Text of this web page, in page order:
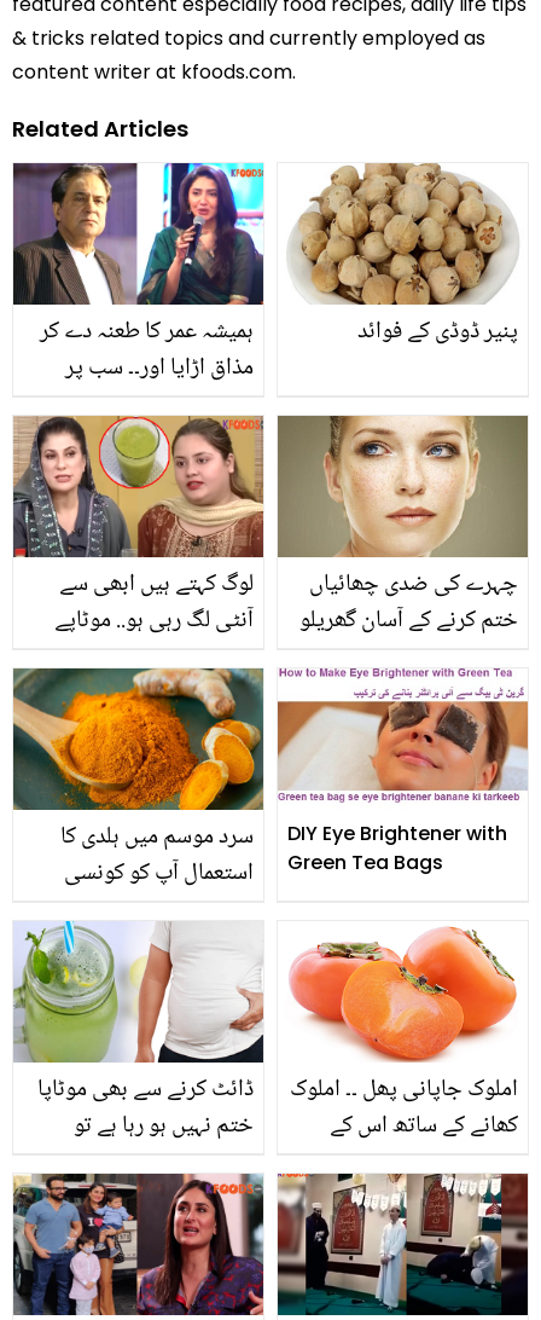
& tricks related topics and currently employed as
content writer at kfoods.com.
Related Articles
ہمیشہ عمر کا طعنہ دے کر
مذاق اڑایا اور۔۔ سب پر
تنقید کرنے والے فردوس
جمال کے ذکر پر ماہرہ خان
نے کیا جواب دیا؟
پنیر ڈوڈی کے فوائد
لوگ کہتے ہیں ابھی سے
آنٹی لگ رہی ہو.. موٹاپے
سے پریشان لڑکی کو ڈاکٹر
بلقیس نے کیا ٹوٹکے بتائے؟
چہرے کی ضدی چھائیاں
ختم کرنے کے آسان گھریلو
ٹوٹکے
سرد موسم میں ہلدی کا
استعمال آپ کو کونسی
بیماری سے بچاتا ہے؟
جانیئے ہلدی کے کرشماتی
فوائد ۔۔۔۔
DIY Eye Brightener with
Green Tea Bags
ڈائٹ کرنے سے بھی موٹاپا
ختم نہیں ہو رہا ہے تو
جانیں ڈاکٹر اُمِ راحیل کا
فیٹ کٹر ڈرنک گھر میں
بنانے کا طریقہ!
املوک جاپانی پھل ۔۔ املوک
کھانے کے ساتھ اس کے
حیرت انگیز فوائد جسے
جاننے کے بعد آپ بھی یقین
نہیں کریں گے